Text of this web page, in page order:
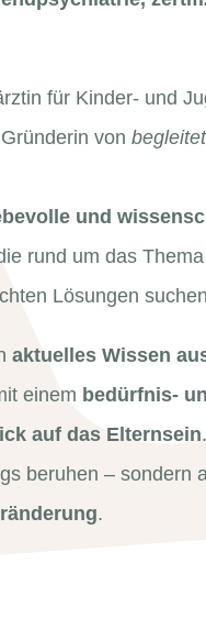
für Kinder- und
von
und
rund um das
Lösungen
aktuelles Wissen
einem bedürfnis-
auf das Elternsein
beruhen – sondern
.